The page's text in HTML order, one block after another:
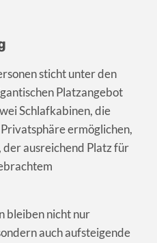
sticht unter den
Platzangebot
Schlafkabinen, die
ermöglichen,
ausreichend Platz für
bleiben nicht nur
auch aufsteigende